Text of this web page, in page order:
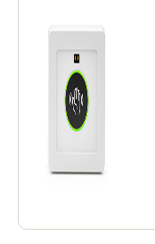
English
English